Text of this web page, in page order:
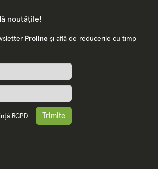
noutățile!
Proline și află de reducerile cu timp
RGPD Trimite